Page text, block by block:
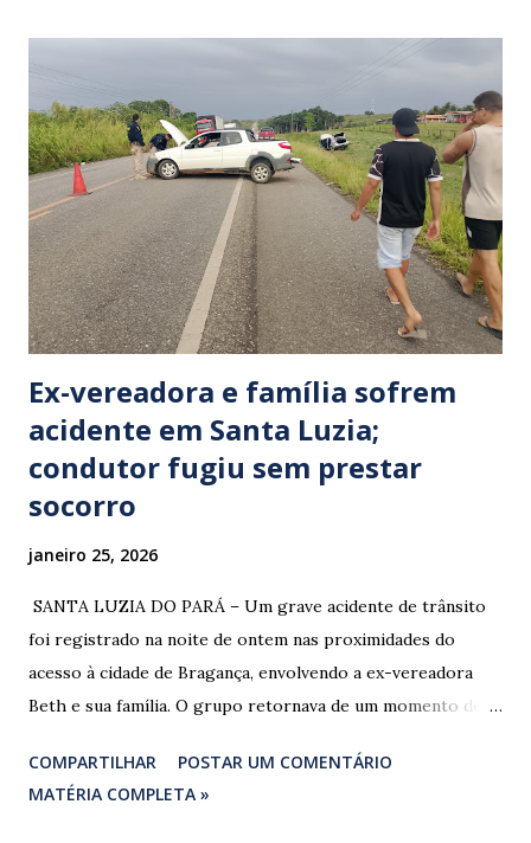
Ex-vereadora e família sofrem
acidente em Santa Luzia;
condutor fugiu sem prestar
socorro
janeiro 25, 2026
​ SANTA LUZIA DO PARÁ – Um grave acidente de trânsito
foi registrado na noite de ontem nas proximidades do
acesso à cidade de Bragança, envolvendo a ex-vereadora
Beth e sua família. O grupo retornava de um momento de
vereadora e irmão dos ex-vereadores de Bragança, Mauro
Rodrigues e Zeca Rodrigues , estava voltando do
COMPARTILHAR
POSTAR UM COMENTÁRIO
MATÉRIA COMPLETA »